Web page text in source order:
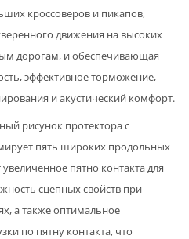
кроссоверов и пикапов,
движения на высоких
дорогам, и обеспечивающая
эффективное торможение,
и акустический комфорт.
рисунок протектора с
пять широких продольных
пятно контакта для
сцепных свойств при
а также оптимальное
по пятну контакта, что